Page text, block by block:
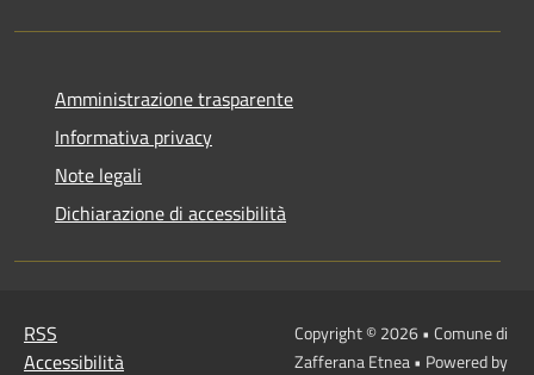
Amministrazione trasparente
Informativa privacy
Note legali
Dichiarazione di accessibilità
RSS
Accessibilità
Copyright © 2026 • Comune di
Zafferana Etnea • Powered by